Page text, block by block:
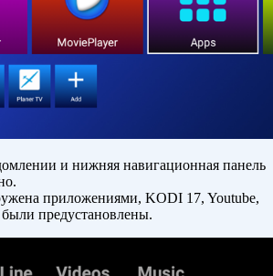
и нижняя навигационная панель
приложениями, KODI 17, Youtube,
предустановлены.